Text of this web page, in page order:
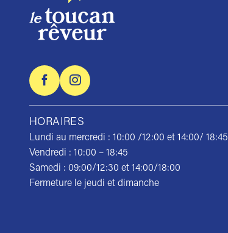
HORAIRES
Lundi au mercredi : 10:00 /12:00 et 14:00/ 18:45
Vendredi : 10:00 – 18:45
Samedi : 09:00/12:30 et 14:00/18:00
Fermeture le jeudi et dimanche